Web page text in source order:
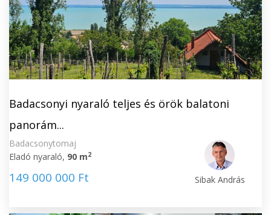
Badacsonyi nyaraló teljes és örök balatoni
panorám...
Badacsonytomaj
Eladó nyaraló, 90 m2
149 000 000 Ft Sibak András